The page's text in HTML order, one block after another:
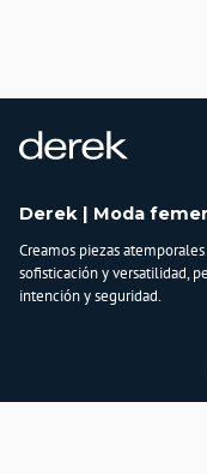
Derek | Moda
Creamos piezas
sofisticación y versatilidad,
intención y seguridad.